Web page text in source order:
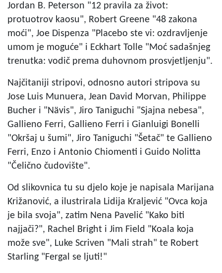
Jordan B. Peterson "12 pravila za život:
protuotrov kaosu", Robert Greene "48 zakona
moći", Joe Dispenza "Placebo ste vi: ozdravljenje
umom je moguće" i Eckhart Tolle "Moć sadašnjeg
trenutka: vodič prema duhovnom prosvjetljenju".
Najčitaniji stripovi, odnosno autori stripova su
Jose Luis Munuera, Jean David Morvan, Philippe
Bucher i "Nävis", Jiro Taniguchi "Sjajna nebesa",
Gallieno Ferri, Gallieno Ferri i Gianluigi Bonelli
"Okršaj u šumi", Jiro Taniguchi "Šetač" te Gallieno
Ferri, Enzo i Antonio Chiomenti i Guido Nolitta
"Čelično čudovište".
Od slikovnica tu su djelo koje je napisala Marijana
Križanović, a ilustrirala Lidija Kraljević "Ovca koja
je bila svoja", zatim Nena Pavelić "Kako biti
najjači?", Rachel Bright i Jim Field "Koala koja
može sve", Luke Scriven "Mali strah" te Robert
Starling "Fergal se ljuti!"